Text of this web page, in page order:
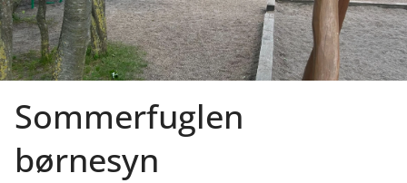
Sommerfuglen
børnesyn